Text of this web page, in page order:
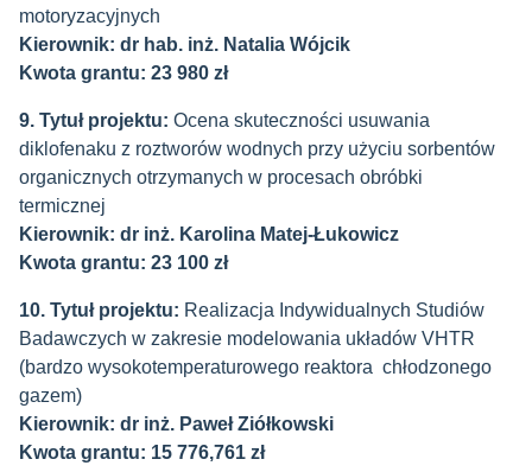
motoryzacyjnych
Kierownik: dr hab. inż. Natalia Wójcik
Kwota grantu: 23 980 zł
9. Tytuł projektu: Ocena skuteczności usuwania
diklofenaku z roztworów wodnych przy użyciu sorbentów
organicznych otrzymanych w procesach obróbki
termicznej
Kierownik: dr inż. Karolina Matej-Łukowicz
Kwota grantu: 23 100 zł
10. Tytuł projektu: Realizacja Indywidualnych Studiów
Badawczych w zakresie modelowania układów VHTR
(bardzo wysokotemperaturowego reaktora chłodzonego
gazem)
Kierownik: dr inż. Paweł Ziółkowski
Kwota grantu: 15 776,761 zł